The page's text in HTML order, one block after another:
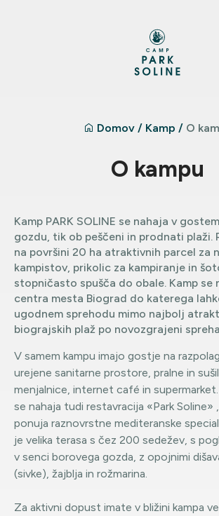
Domov/ Kamp / O
O kampu
Kamp PARK SOLINE se nahaja v
gozdu, tik ob peščeni in prodnati plaži.
na površini 20 ha atraktivnih parcel za
kampistov, prikolic za kampiranje in
stopničasto spušča do obale. Kamp se
centra mesta Biograd do katerega
ugodnem sprehodu mimo najbolj
biograjskih plaž po novozgrajeni
V samem kampu imajo gostje na
urejene sanitarne prostore, pralne in
menjalnice, internet café in
se nahaja tudi restavracija «Park Soline»
ponuja raznovrstne mediteranske
je velika terasa s čez 200 sedežev, s
v senci borovega gozda, z opojnimi
(sivke), žajblja in rožmarina.
Za aktivni dopust imate v bližini kampa